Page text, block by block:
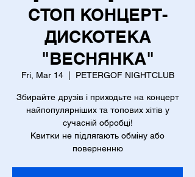
СТОП КОНЦЕРТ-
ДИСКОТЕКА
"ВЕСНЯНКА"
Fri, Mar 14
  |
PETERGOF NIGHTCLUB
Збирайте друзів і приходьте на концерт
найпопулярніших та топових хітів у
сучасній обробці!
Квитки не підлягають обміну або
поверненню